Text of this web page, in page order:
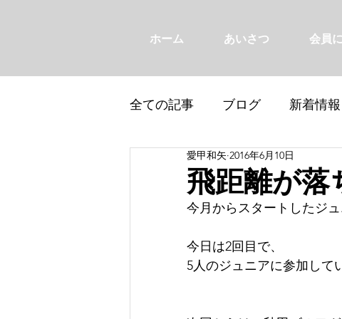
ホーム あいさつ 会員
全ての記事 ブログ 新着情報
飛距離が落
愛甲和矢 2016年6月10日
今月からスタートしたジ
今日は2回目で、
5人のジュニアに参加して